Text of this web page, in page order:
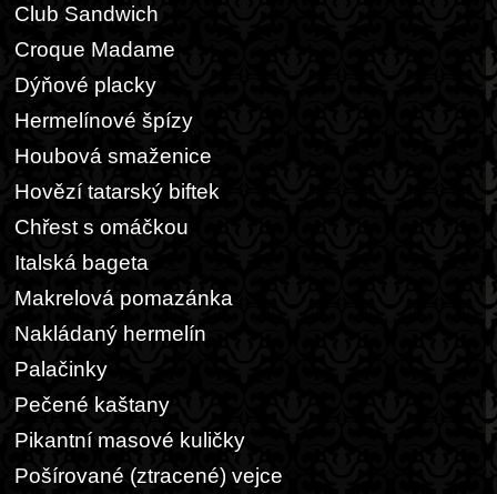
Club Sandwich
Croque Madame
Dýňové placky
Hermelínové špízy
Houbová smaženice
Hovězí tatarský biftek
Chřest s omáčkou
Italská bageta
Makrelová pomazánka
Nakládaný hermelín
Palačinky
Pečené kaštany
Pikantní masové kuličky
Pošírované (ztracené) vejce